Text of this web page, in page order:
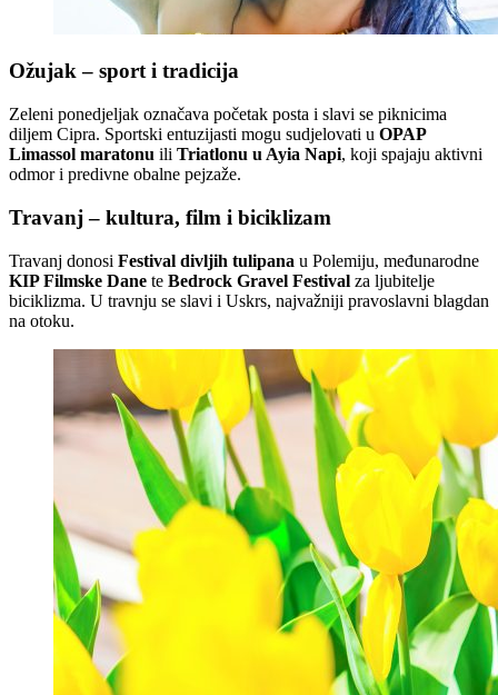
Ožujak – sport i tradicija
Zeleni ponedjeljak označava početak posta i slavi se piknicima
diljem Cipra. Sportski entuzijasti mogu sudjelovati u OPAP
Limassol maratonu ili Triatlonu u Ayia Napi, koji spajaju aktivni
odmor i predivne obalne pejzaže.
Travanj – kultura, film i biciklizam
Travanj donosi Festival divljih tulipana u Polemiju, međunarodne
KIP Filmske Dane te Bedrock Gravel Festival za ljubitelje
biciklizma. U travnju se slavi i Uskrs, najvažniji pravoslavni blagdan
na otoku.